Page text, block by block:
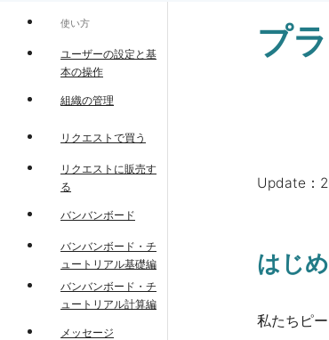
使い方
ユーザーの設定と基
本の操作
組織の管理
リクエストで買う
リクエストに販売す
る
バンバンボード
バンバンボード・チ
ュートリアル基礎編
バンバンボード・チ
ュートリアル計算編
メッセージ
プ
Update：
はじ
私たちピ